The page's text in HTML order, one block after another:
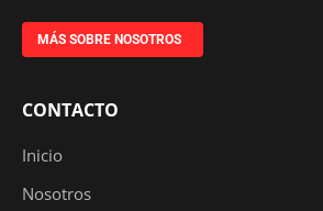
MÁS SOBRE NOSOTROS
CONTACTO
Inicio
Nosotros